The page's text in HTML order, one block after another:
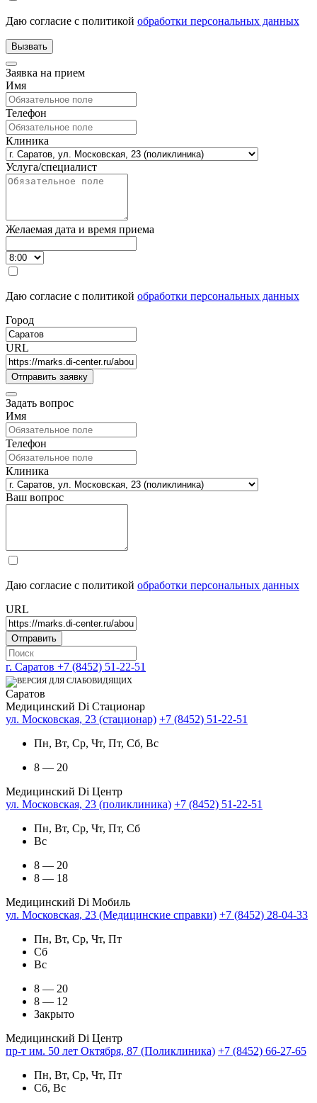
Даю согласие с политикой обработки персональных данных
Заявка на прием
Имя
Телефон
Клиника
Услуга/специалист
Желаемая дата и время приема
Даю согласие с политикой обработки персональных данных
Город
URL
Задать вопрос
Имя
Телефон
Клиника
Ваш вопрос
Даю согласие с политикой обработки персональных данных
URL
г. Саратов +7 (8452) 51-22-51
Саратов
Медицинский Di Стационар
ул. Московская, 23 (стационар) +7 (8452) 51-22-51
Пн, Вт, Ср, Чт, Пт, Сб, Вс
8 — 20
Медицинский Di Центр
ул. Московская, 23 (поликлиника) +7 (8452) 51-22-51
Пн, Вт, Ср, Чт, Пт, Сб
Вс
8 — 20
8 — 18
Медицинский Di Мобиль
ул. Московская, 23 (Медицинские справки) +7 (8452) 28-04-33
Пн, Вт, Ср, Чт, Пт
Сб
Вс
8 — 20
8 — 12
Закрыто
Медицинский Di Центр
пр-т им. 50 лет Октября, 87 (Поликлиника) +7 (8452) 66-27-65
Пн, Вт, Ср, Чт, Пт
Сб, Вс